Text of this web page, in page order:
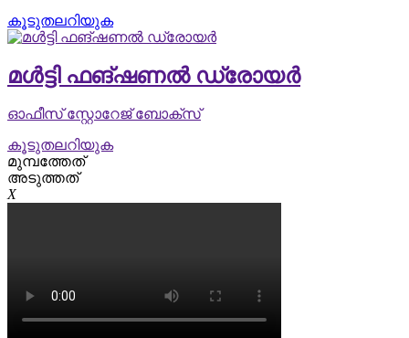
കൂടുതലറിയുക
മൾട്ടി ഫങ്ഷണൽ ഡ്രോയർ
ഓഫീസ് സ്റ്റോറേജ് ബോക്സ്
കൂടുതലറിയുക
മുമ്പത്തേത്
അടുത്തത്
X